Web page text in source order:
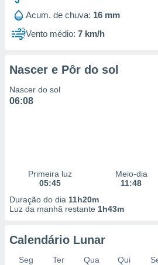
Acum. de chuva: 16 mm
Vento médio: 7 km/h
Nascer e Pôr do sol
Nascer do sol
06:08
Primeira luz
05:45
Meio-dia
11:48
Duração do dia 11h20m
Luz da manhã restante 1h43m
Calendário Lunar
Seg Ter Qua Qui